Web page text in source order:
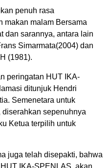
penuh rasa
makan malam Bersama
dan sarannya, antara lain
Simarmata(2004) dan
(1981).
peringatan HUT IKA-
ditunjuk Hendri
Semenetara untuk
sepenuhnya
Ketua terpilih untuk
juga telah disepakti, bahwa